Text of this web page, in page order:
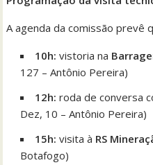
A agenda da comissão prevê
10h: vistoria na
127 – Antônio Pereira)
12h: roda de conversa
Dez, 10 – Antônio Pereira)
15h: visita à RS
Botafogo)